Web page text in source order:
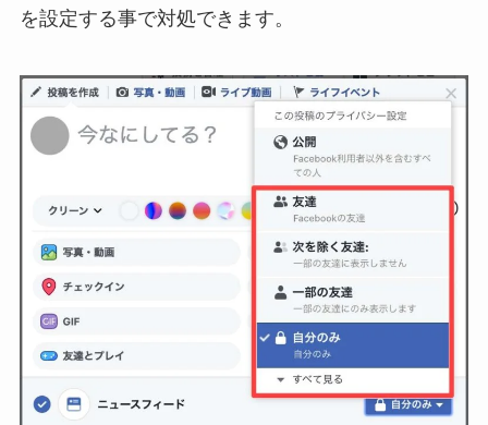
を設定する事で対処できます。